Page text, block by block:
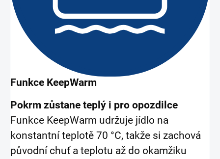
Funkce KeepWarm
Pokrm zůstane teplý i pro opozdilce
Funkce KeepWarm udržuje jídlo na
konstantní teplotě 70 °C, takže si zachová
původní chuť a teplotu až do okamžiku